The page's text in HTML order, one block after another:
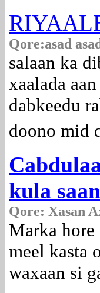
Qore:asad
salaan ka
xaalada
dabkeedu
doono mid
kula
Qore: Xasan
Marka hore
meel kasta
waxaan si